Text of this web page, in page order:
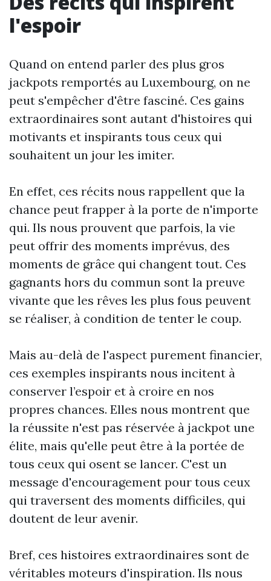
l'espoir
Quand on entend parler des plus gros
jackpots remportés au Luxembourg, on ne
peut s'empêcher d'être fasciné. Ces gains
extraordinaires sont autant d'histoires qui
motivants et inspirants tous ceux qui
souhaitent un jour les imiter.
En effet, ces récits nous rappellent que la
chance peut frapper à la porte de n'importe
qui. Ils nous prouvent que parfois, la vie
peut offrir des moments imprévus, des
moments de grâce qui changent tout. Ces
gagnants hors du commun sont la preuve
vivante que les rêves les plus fous peuvent
se réaliser, à condition de tenter le coup.
Mais au-delà de l'aspect purement financier,
ces exemples inspirants nous incitent à
conserver l’espoir et à croire en nos
propres chances. Elles nous montrent que
la réussite n'est pas réservée à jackpot une
élite, mais qu'elle peut être à la portée de
tous ceux qui osent se lancer. C'est un
message d'encouragement pour tous ceux
qui traversent des moments difficiles, qui
doutent de leur avenir.
Bref, ces histoires extraordinaires sont de
véritables moteurs d'inspiration. Ils nous